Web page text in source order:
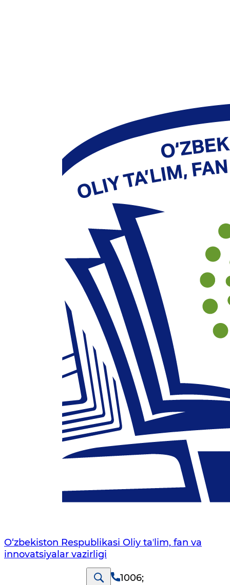
O‘zbekiston Respublikasi Oliy taʼlim, fan va
innovatsiyalar vazirligi
1006;